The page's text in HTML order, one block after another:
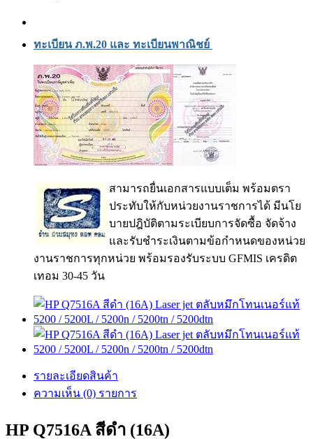
ทะเบียน ภ.พ.20 และ ทะเบียนพาณิชย์
สามารถยื่นเอกสารแบบเต็ม พร้อมตรา
ประทับให้กับหน่วยงานราชการได้ มีนโย
บายปฎิบัติตามระเบียบการจัดซื้อ จัดจ้าง
และรับชำระเงินตามข้อกำหนดของหน่วย
งานราชการทุกหน่วย พร้อมรองรับระบบ GFMIS เครดิต
เทอม 30-45 วัน
รายละเอียดสินค้า
ความเห็น (0) รายการ
HP Q7516A สีดำ (16A)